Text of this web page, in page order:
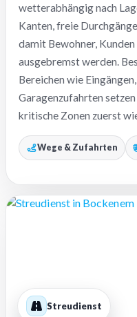
wetterabhängig nach
Kanten, freie
damit Bewohner,
ausgebremst werden.
Bereichen wie
Garagenzufahrten
kritische Zonen zuerst
Wege & Zufahrten
Streudienst